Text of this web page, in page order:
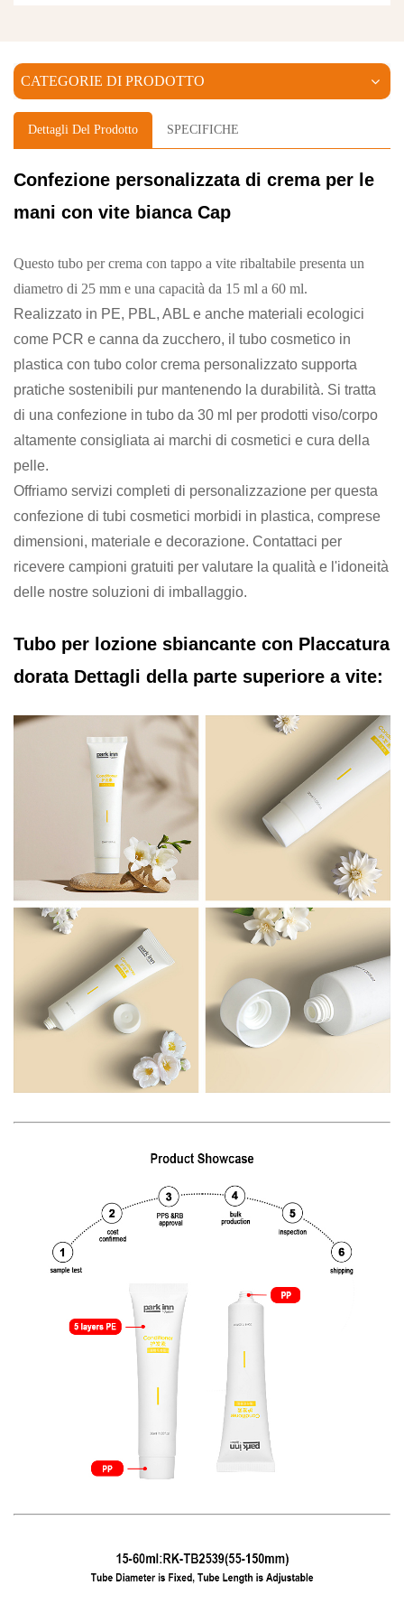
CATEGORIE DI PRODOTTO
Dettagli Del Prodotto SPECIFICHE
Confezione personalizzata di crema per le
mani con vite biancaCap
Questo tubo per crema con tappo a vite ribaltabile presenta un
diametro di 25 mm e una capacità da 15 ml a 60 ml.
Realizzato in PE, PBL, ABL e anche materiali ecologici
come PCR e canna da zucchero, il tubo cosmetico in
plastica con tubo color crema personalizzato supporta
pratiche sostenibili pur mantenendo la durabilità. Si tratta
di una confezione in tubo da 30 ml per prodotti viso/corpo
altamente consigliata ai marchi di cosmetici e cura della
pelle.
Offriamo servizi completi di personalizzazione per questa
confezione di tubi cosmetici morbidi in plastica, comprese
dimensioni, materiale e decorazione. Contattaci per
ricevere campioni gratuiti per valutare la qualità e l'idoneità
delle nostre soluzioni di imballaggio.
Tubo per lozione sbiancante con Placcatura
dorataDettagli della parte superiore a vite: